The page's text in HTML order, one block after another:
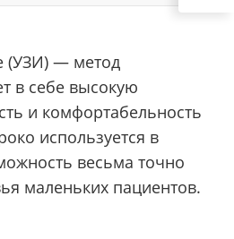
(УЗИ) — метод
в себе высокую
и комфортабельность
используется в
весьма точно
маленьких пациентов.